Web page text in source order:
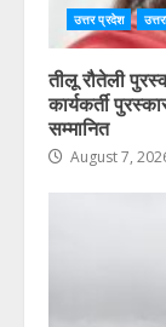
उत्तर प्रदेश
तीलू रौतेली
कार्यकर्ती
सम्मानित
August 7,